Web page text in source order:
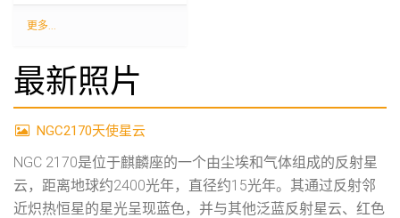
最
更
新
更多...
最新照片
NGC2170天使星云
NGC 2170是位于麒麟座的一个由尘埃和气体组成的反射星
云，距离地球约2400光年，直径约15光年。其通过反射邻
近炽热恒星的星光呈现蓝色，并与其他泛蓝反射星云、红色